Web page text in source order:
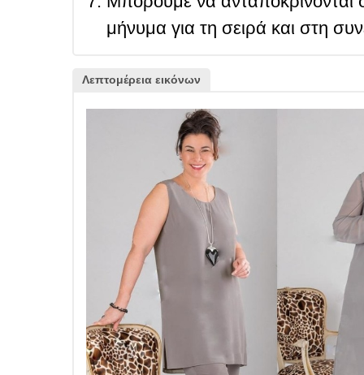
μήνυμα για τη σειρά και στη
Λεπτομέρεια εικόνων